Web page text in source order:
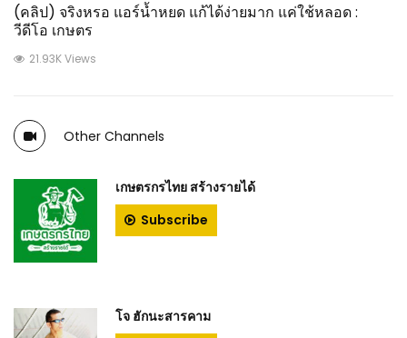
(คลิป) จริงหรอ แอร์น้ำหยด แก้ได้ง่ายมาก แค่ใช้หลอด :
วีดีโอ เกษตร
21.93K Views
Other Channels
เกษตรกรไทย สร้างรายได้
Subscribe
โจ ฮักนะสารคาม